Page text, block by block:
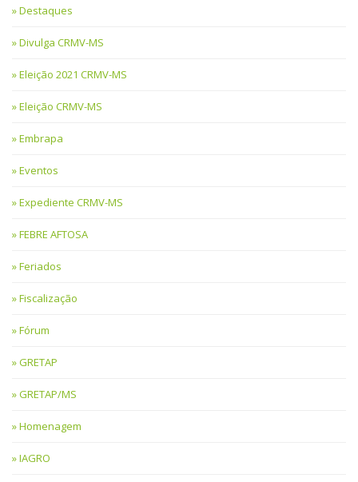
Destaques
Divulga CRMV-MS
Eleição 2021 CRMV-MS
Eleição CRMV-MS
Embrapa
Eventos
Expediente CRMV-MS
FEBRE AFTOSA
Feriados
Fiscalização
Fórum
GRETAP
GRETAP/MS
Homenagem
IAGRO